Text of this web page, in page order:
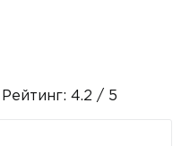
Рейтинг: 4.2 / 5